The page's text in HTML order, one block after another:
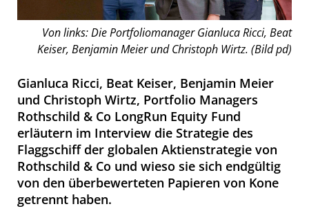
Von links: Die Portfoliomanager Gianluca Ricci, Beat
Keiser, Benjamin Meier und Christoph Wirtz. (Bild pd)
Gianluca Ricci, Beat Keiser, Benjamin Meier
und Christoph Wirtz, Portfolio Managers
Rothschild & Co LongRun Equity Fund
erläutern im Interview die Strategie des
Flaggschiff der globalen Aktienstrategie von
Rothschild & Co und wieso sie sich endgültig
von den überbewerteten Papieren von Kone
getrennt haben.